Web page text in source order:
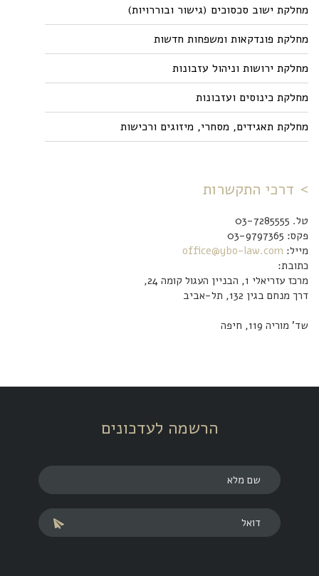
מחלקת ישוב סכסוכים (גישור ובוררויות)
מחלקת פונדקאות ומשפחות חדשות
מחלקת ירושות וניהול עזבונות
מחלקת כינוסים ועזבונות
מחלקת תאגידים, מסחרי, מיזוגים ורכישות
דרכי התקשרות
טל. 03-7285555
פקס: 03-9797365
מייל: office@ybo-law.com
כתובת:
מרכז עזריאלי 1, הבניין העגול קומה 24,
דרך מנחם בגין 132, תל-אביב
שד' מוריה 119, חיפה
הרשמה לעדכונים